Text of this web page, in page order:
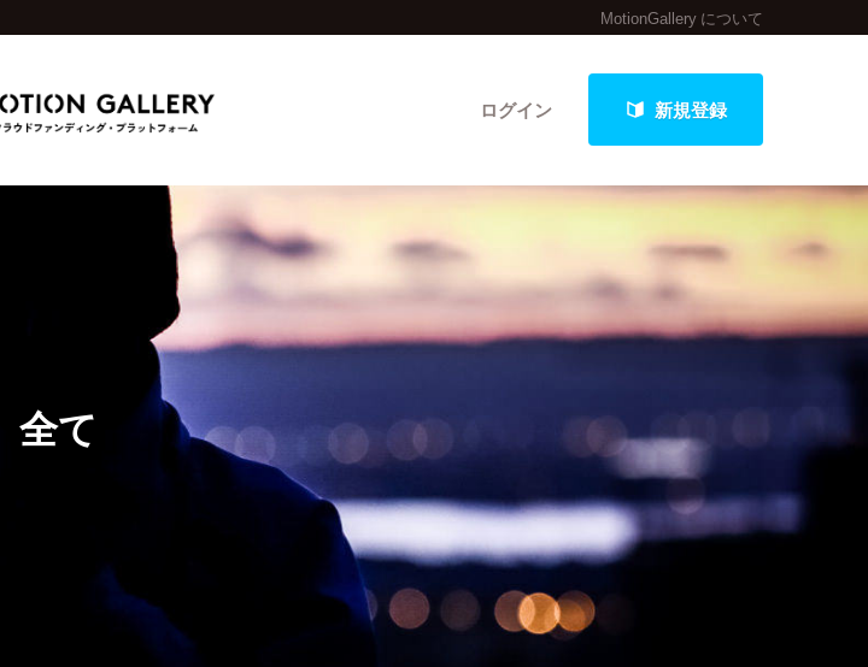
MotionGallery について
ログイン 新規登録
終了間近のプロジェクト
レーターから探す
全て